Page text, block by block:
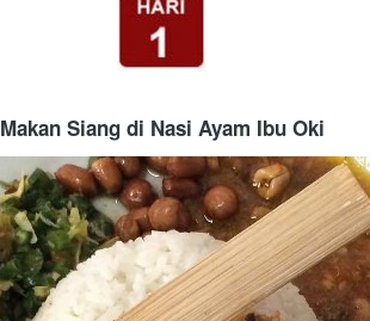
Makan Siang di Nasi Ayam Ibu Oki